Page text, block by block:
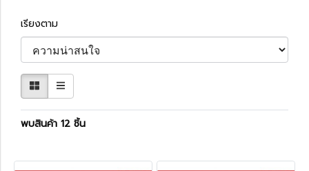
เรียงตาม
พบสินค้า 12 ชิ้น